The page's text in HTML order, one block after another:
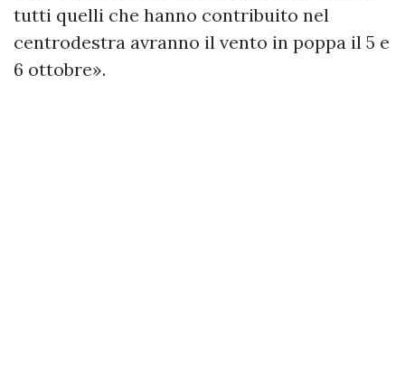
tutti quelli che hanno contribuito nel
centrodestra avranno il vento in poppa il 5 e
6 ottobre».